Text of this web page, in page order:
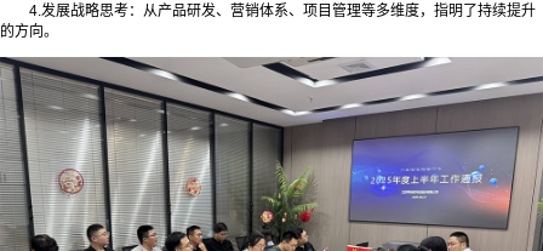
4.发展战略思考：从产品研发、营销体系、项目管理等多维度，指明了持续提升
的方向。